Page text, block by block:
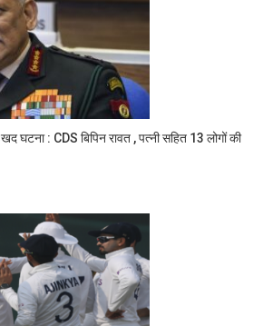
: CDS बिपिन रावत , पत्नी सहित 13 लोगों की